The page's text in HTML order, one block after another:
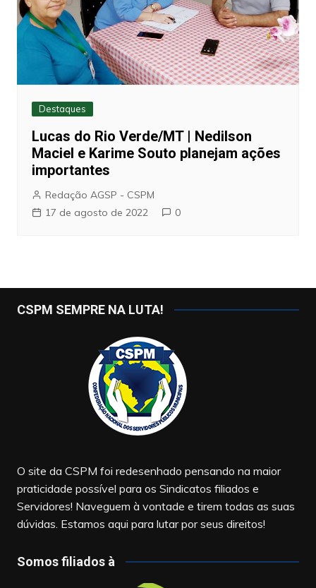
Destaques
Lucas do Rio Verde/MT | Nedilson
Maciel e Karime Souto planejam ações
importantes
Redação AGSP - CSPM
17 de agosto de 2022
0
CSPM SEMPRE NA LUTA!
O site da CSPM foi redesenhado pensando na maior
praticidade possível para os Sindicatos filiados e
Servidores! Naveguem à vontade e tirem todas as suas
dúvidas. Estamos aqui para lutar por seus direitos!
Somos filiados à